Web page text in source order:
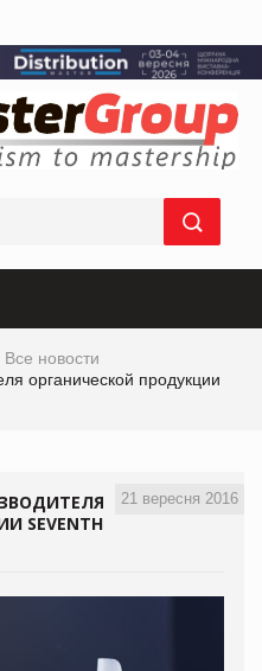
Все новости
органической продукции
21 вересня 2016
SEVENTH